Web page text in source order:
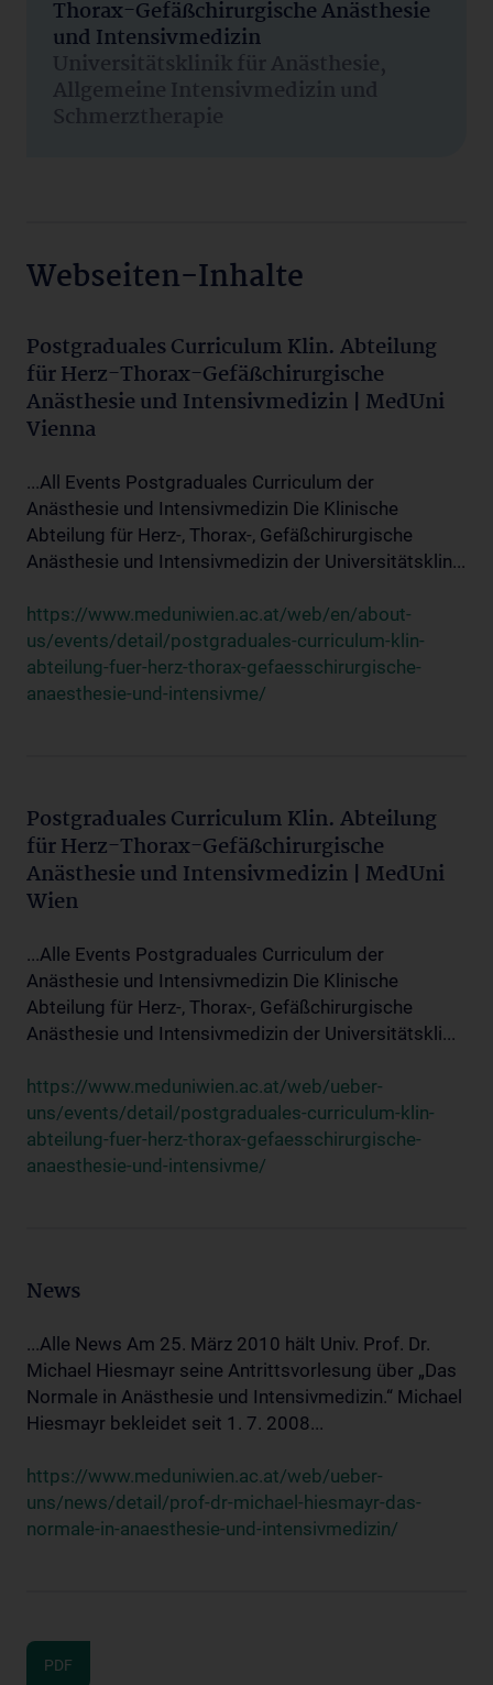
Thorax-Gefäßchirurgische Anästhesie
und Intensivmedizin
Universitätsklinik für Anästhesie,
Allgemeine Intensivmedizin und
Schmerztherapie
Webseiten-Inhalte
Postgraduales Curriculum Klin. Abteilung
für Herz-Thorax-Gefäßchirurgische
Anästhesie und Intensivmedizin | MedUni
Vienna
...All Events Postgraduales Curriculum der
Anästhesie und Intensivmedizin Die Klinische
Abteilung für Herz-, Thorax-, Gefäßchirurgische
Anästhesie und Intensivmedizin der Universitätsklin...
https://www.meduniwien.ac.at/web/en/about-
us/events/detail/postgraduales-curriculum-klin-
abteilung-fuer-herz-thorax-gefaesschirurgische-
anaesthesie-und-intensivme/
Postgraduales Curriculum Klin. Abteilung
für Herz-Thorax-Gefäßchirurgische
Anästhesie und Intensivmedizin | MedUni
Wien
...Alle Events Postgraduales Curriculum der
Anästhesie und Intensivmedizin Die Klinische
Abteilung für Herz-, Thorax-, Gefäßchirurgische
Anästhesie und Intensivmedizin der Universitätskli...
https://www.meduniwien.ac.at/web/ueber-
uns/events/detail/postgraduales-curriculum-klin-
abteilung-fuer-herz-thorax-gefaesschirurgische-
anaesthesie-und-intensivme/
News
...Alle News Am 25. März 2010 hält Univ. Prof. Dr.
Michael Hiesmayr seine Antrittsvorlesung über „Das
Normale in Anästhesie und Intensivmedizin.“ Michael
Hiesmayr bekleidet seit 1. 7. 2008...
https://www.meduniwien.ac.at/web/ueber-
uns/news/detail/prof-dr-michael-hiesmayr-das-
normale-in-anaesthesie-und-intensivmedizin/
PDF